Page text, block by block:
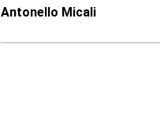
Antonello Micali